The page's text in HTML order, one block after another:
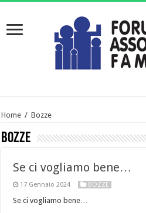
Home / Bozze
Bozze
Se ci vogliamo bene…
17 Gennaio 2024 BOZZE
Se ci vogliamo bene…